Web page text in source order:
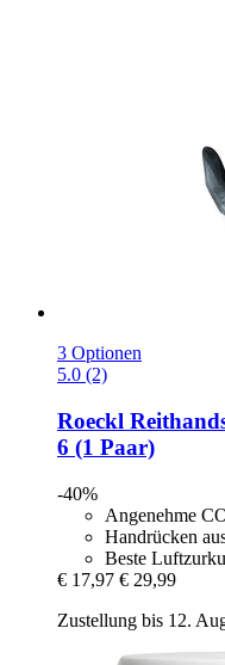
3 Optionen
5.0 (2)
Roeckl
6 (1 Paar)
-40%
Angenehme
Handrücken
Beste
€ 17,97 € 29,99
Zustellung bis 12.